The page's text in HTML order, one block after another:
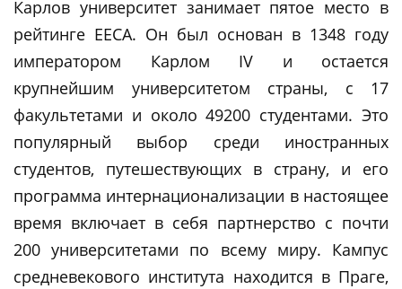
Карлов университет занимает пятое место в
рейтинге EECA. Он был основан в 1348 году
императором Карлом IV и остается
крупнейшим университетом страны, с 17
факультетами и около 49200 студентами. Это
популярный выбор среди иностранных
студентов, путешествующих в страну, и его
программа интернационализации в настоящее
время включает в себя партнерство с почти
200 университетами по всему миру. Кампус
средневекового института находится в Праге,